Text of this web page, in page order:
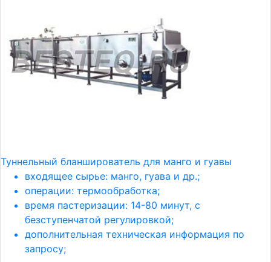
Туннельный бланширователь для манго и гуавы
входящее сырье: манго, гуава и др.;
операции: термообработка;
время пастеризации: 14-80 минут, с
безступенчатой регулировкой;
дополнительная техническая информация по
запросу;